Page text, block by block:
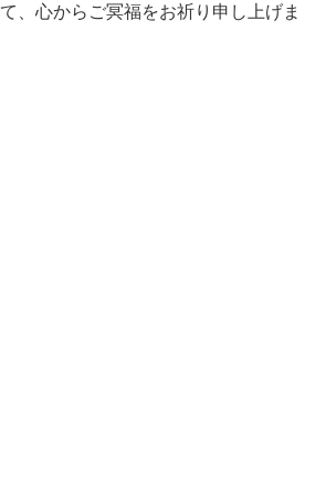
、心からご冥福をお祈り申し上げま